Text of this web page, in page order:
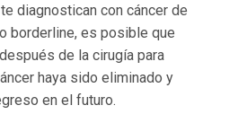
diagnostican con cáncer de
borderline, es posible que
de la cirugía para
haya sido eliminado y
en el futuro.